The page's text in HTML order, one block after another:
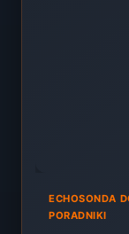
ECHOSONDA
PORADNIKI